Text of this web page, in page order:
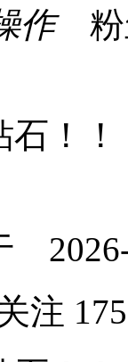
作粉
石！！
注 175